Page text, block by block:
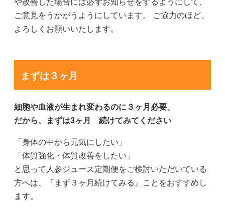
ご意見をうかがうようにしています。 ご協力のほど、
よろしくお願いいたします。
まずは３ヶ月
細胞や血液が生まれ変わるのに３ヶ月必要。
だから、まずは3ヶ月 続けてみてください
「身体の中から元気にしたい」
「体質強化・体質改善をしたい」
と思って人参ジュース定期便をご検討いただいている
方へは、『まず３ヶ月続けてみる』ことをおすすめし
ます。